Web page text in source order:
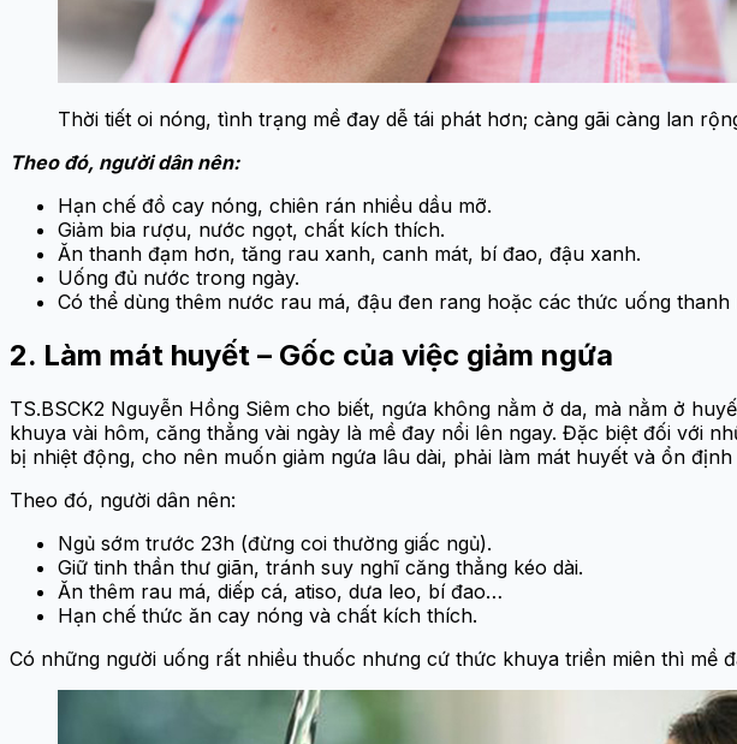
Thời tiết oi nóng, tình trạng mề đay dễ tái phát hơn; càng gãi càng lan
Theo đó, người dân nên:
Hạn chế đồ cay nóng, chiên rán nhiều dầu mỡ.
Giảm bia rượu, nước ngọt, chất kích thích.
Ăn thanh đạm hơn, tăng rau xanh, canh mát, bí đao, đậu xanh.
Uống đủ nước trong ngày.
Có thể dùng thêm nước rau má, đậu đen rang hoặc các thức uống thanh
2. Làm mát huyết – Gốc của việc giảm ngứa
TS.BSCK2 Nguyễn Hồng Siêm cho biết, ngứa không nằm ở da, mà nằm ở
khuya vài hôm, căng thẳng vài ngày là mề đay nổi lên ngay. Đặc biệt đối với
bị nhiệt động, cho nên muốn giảm ngứa lâu dài, phải làm mát huyết và ổn định
Theo đó, người dân nên:
Ngủ sớm trước 23h (đừng coi thường giấc ngủ).
Giữ tinh thần thư giãn, tránh suy nghĩ căng thẳng kéo dài.
Ăn thêm rau má, diếp cá, atiso, dưa leo, bí đao…
Hạn chế thức ăn cay nóng và chất kích thích.
Có những người uống rất nhiều thuốc nhưng cứ thức khuya triền miên thì mề